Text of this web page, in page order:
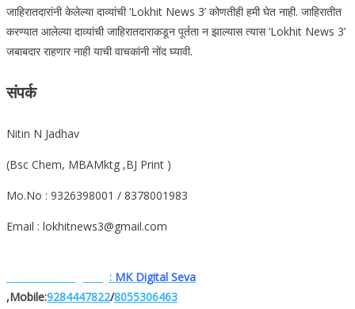
जाहिरातदारांनी केलेल्या दाव्यांची ‘Lokhit News 3’ कोणतीही हमी घेत नाही. जाहिरातीत
करण्यात आलेल्या दाव्यांची जाहिरातदाराकडून पूर्तता न झाल्यास त्यास ‘Lokhit News 3’
जबाबदार राहणार नाही याची वाचकांनी नोंद घ्यावी.
संपर्क
Nitin N Jadhav
(Bsc Chem, MBAMktg ,BJ Print )
Mo.No : 9326398001 / 8378001983
Email : lokhitnews3@gmail.com
: MK Digital Seva
,Mobile:9284447822/8055306463